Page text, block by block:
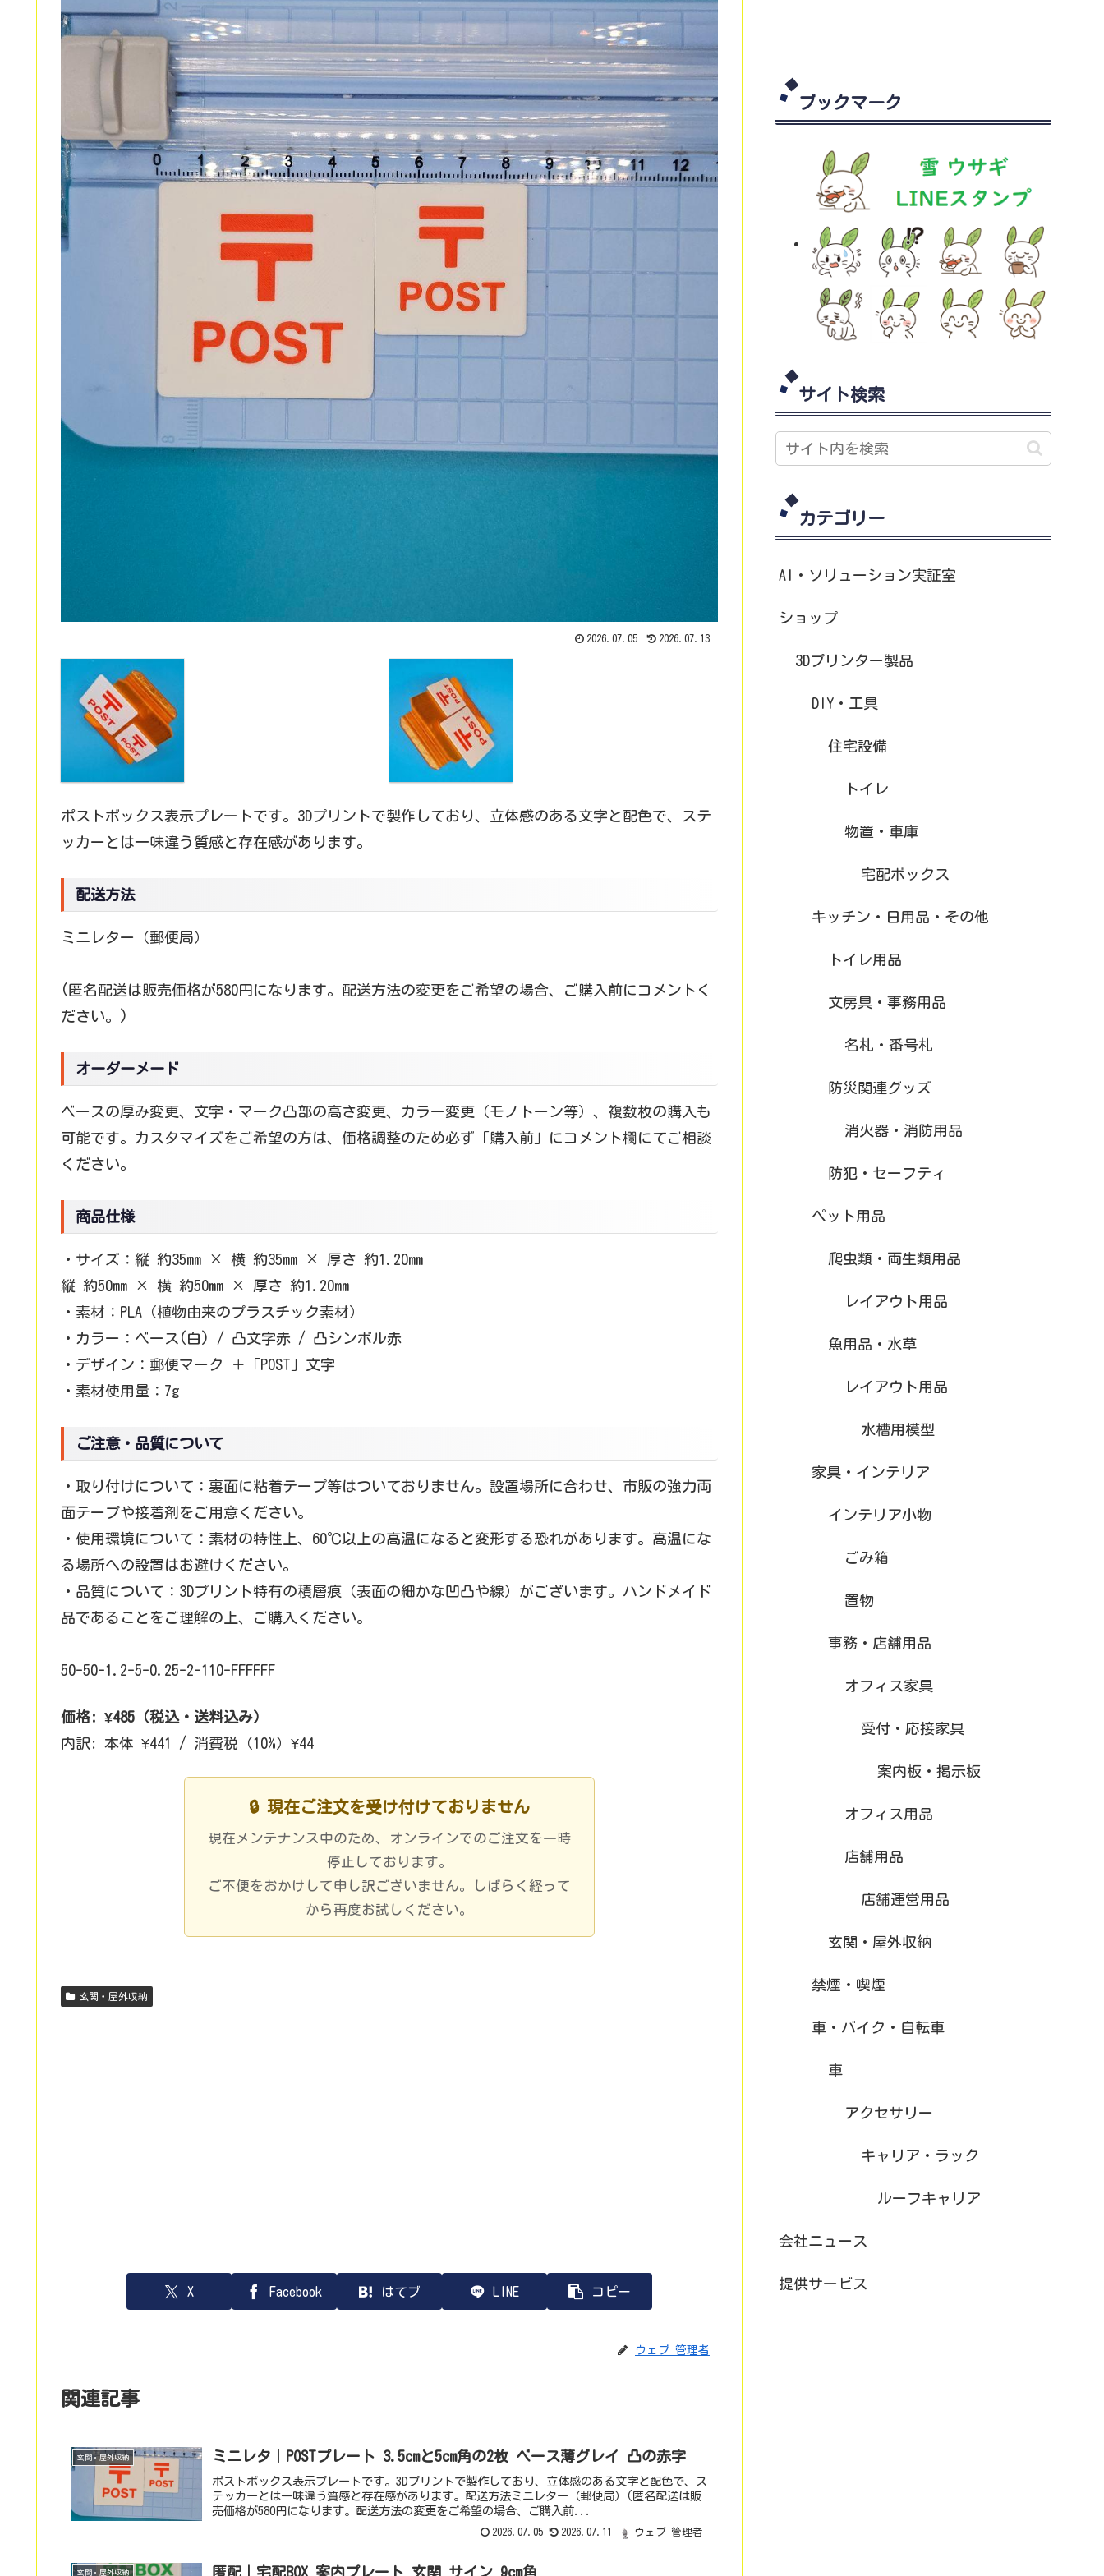
2026.07.05 2026.07.13
ポストボックス表示プレートです。3Dプリントで製作しており、立体感のある文字と配色で、ステ
ッカーとは一味違う質感と存在感があります。
配送方法
ミニレター（郵便局）
(匿名配送は販売価格が580円になります。配送方法の変更をご希望の場合、ご購入前にコメントく
ださい。)
オーダーメード
ベースの厚み変更、文字・マーク凸部の高さ変更、カラー変更（モノトーン等）、複数枚の購入も
可能です。カスタマイズをご希望の方は、価格調整のため必ず「購入前」にコメント欄にてご相談
ください。
商品仕様
・サイズ：縦 約35mm × 横 約35mm × 厚さ 約1.20mm
縦 約50mm × 横 約50mm × 厚さ 約1.20mm
・素材：PLA（植物由来のプラスチック素材）
・カラー：ベース(白) / 凸文字赤 / 凸シンボル赤
・デザイン：郵便マーク ＋「POST」文字
・素材使用量：7g
ご注意・品質について
・取り付けについて：裏面に粘着テープ等はついておりません。設置場所に合わせ、市販の強力両
面テープや接着剤をご用意ください。
・使用環境について：素材の特性上、60℃以上の高温になると変形する恐れがあります。高温にな
る場所への設置はお避けください。
・品質について：3Dプリント特有の積層痕（表面の細かな凹凸や線）がございます。ハンドメイド
品であることをご理解の上、ご購入ください。
50-50-1.2-5-0.25-2-110-FFFFFF
価格: ¥485（税込・送料込み）
内訳: 本体 ¥441 / 消費税（10%）¥44
🔒 現在ご注文を受け付けておりません
現在メンテナンス中のため、オンラインでのご注文を一時
停止しております。
ご不便をおかけして申し訳ございません。しばらく経って
から再度お試しください。
玄関・屋外収納
X Facebook はてブ LINE コピー
ウェブ 管理者
関連記事
玄関・屋外収納 ミニレタ｜POSTプレート 3.5cmと5cm角の2枚 ベース薄グレイ 凸の赤字
ポストボックス表示プレートです。3Dプリントで製作しており、立体感のある文字と配色で、ス
テッカーとは一味違う質感と存在感があります。配送方法ミニレター（郵便局）(匿名配送は販
売価格が580円になります。配送方法の変更をご希望の場合、ご購入前...
2026.07.05 2026.07.11 ウェブ 管理者
玄関・屋外収納 匿配｜宅配BOX 案内プレート 玄関 サイン 9cm角
ブックマーク
サイト検索
カテゴリー
AI・ソリューション実証室
ショップ
3Dプリンター製品
DIY・工具
住宅設備
トイレ
物置・車庫
宅配ボックス
キッチン・日用品・その他
トイレ用品
文房具・事務用品
名札・番号札
防災関連グッズ
消火器・消防用品
防犯・セーフティ
ペット用品
爬虫類・両生類用品
レイアウト用品
魚用品・水草
レイアウト用品
水槽用模型
家具・インテリア
インテリア小物
ごみ箱
置物
事務・店舗用品
オフィス家具
受付・応接家具
案内板・掲示板
オフィス用品
店舗用品
店舗運営用品
玄関・屋外収納
禁煙・喫煙
車・バイク・自転車
車
アクセサリー
キャリア・ラック
ルーフキャリア
会社ニュース
提供サービス